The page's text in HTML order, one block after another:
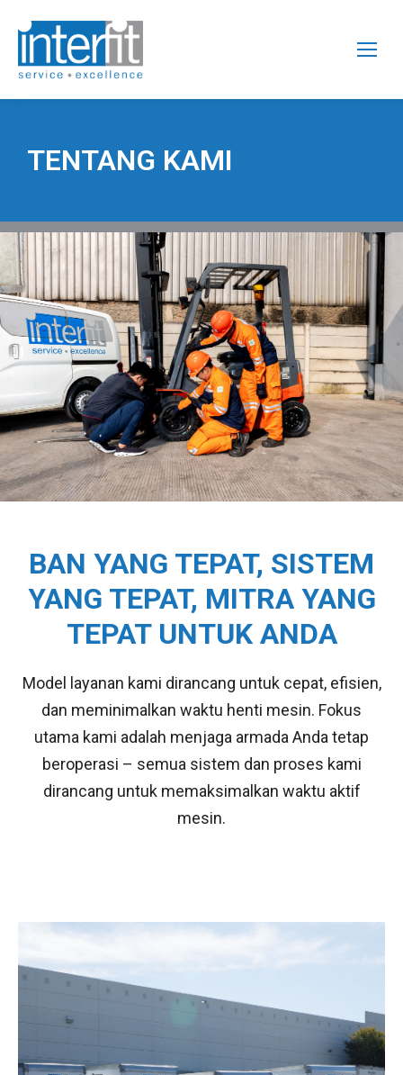
TENTANG KAMI
BAN YANG TEPAT, SISTEM
YANG TEPAT, MITRA YANG
TEPAT UNTUK ANDA
Model layanan kami dirancang untuk cepat, efisien,
dan meminimalkan waktu henti mesin. Fokus
utama kami adalah menjaga armada Anda tetap
beroperasi – semua sistem dan proses kami
dirancang untuk memaksimalkan waktu aktif
mesin.